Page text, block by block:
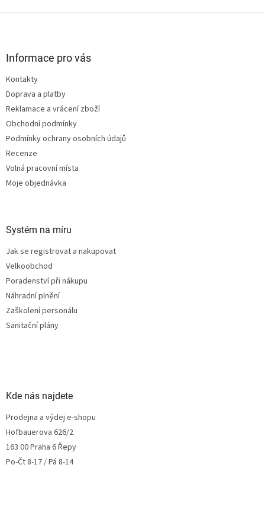
Informace pro vás
Kontakty
Doprava a platby
Reklamace a vrácení zboží
Obchodní podmínky
Podmínky ochrany osobních údajů
Recenze
Volná pracovní místa
Moje objednávka
Systém na míru
Jak se registrovat a nakupovat
Velkoobchod
Poradenství při nákupu
Náhradní plnění
Zaškolení personálu
Sanitační plány
Kde nás najdete
Prodejna a výdej e-shopu
Hofbauerova 626/2
163 00 Praha 6 Řepy
Po-Čt 8-17 / Pá 8-14